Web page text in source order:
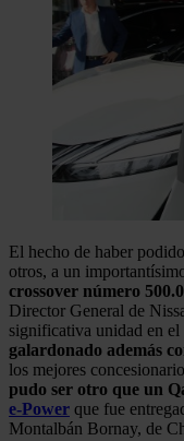
El hecho de haber
otros, a un
crossover número
Director General de
significativa unidad en el
galardonado además
los mejores
pudo ser otro que un
e-Power que fue
Montalbán Bornay, de